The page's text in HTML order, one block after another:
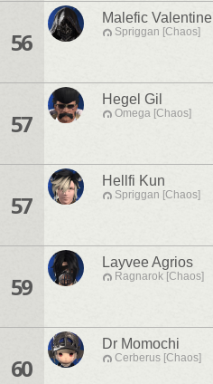
56
Malefic Valentine
Spriggan [Chaos]
57
Hegel Gil
Omega [Chaos]
57
Hellfi Kun
Spriggan [Chaos]
59
Layvee Agrios
Ragnarok [Chaos]
60
Dr Momochi
Cerberus [Chaos]